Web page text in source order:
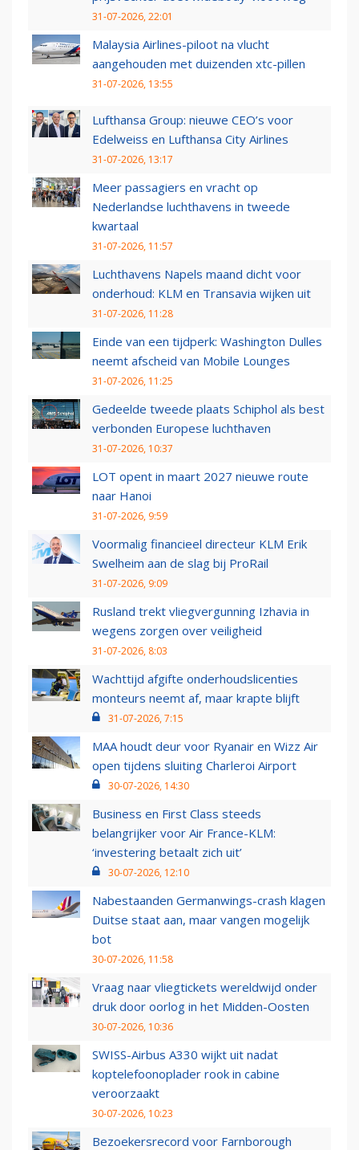
31-07-2026, 22:01
Malaysia Airlines-piloot na vlucht
aangehouden met duizenden xtc-pillen
31-07-2026, 13:55
Lufthansa Group: nieuwe CEO’s voor
Edelweiss en Lufthansa City Airlines
31-07-2026, 13:17
Meer passagiers en vracht op
Nederlandse luchthavens in tweede
kwartaal
31-07-2026, 11:57
Luchthavens Napels maand dicht voor
onderhoud: KLM en Transavia wijken uit
31-07-2026, 11:28
Einde van een tijdperk: Washington Dulles
neemt afscheid van Mobile Lounges
31-07-2026, 11:25
Gedeelde tweede plaats Schiphol als best
verbonden Europese luchthaven
31-07-2026, 10:37
LOT opent in maart 2027 nieuwe route
naar Hanoi
31-07-2026, 9:59
Voormalig financieel directeur KLM Erik
Swelheim aan de slag bij ProRail
31-07-2026, 9:09
Rusland trekt vliegvergunning Izhavia in
wegens zorgen over veiligheid
31-07-2026, 8:03
Wachttijd afgifte onderhoudslicenties
monteurs neemt af, maar krapte blijft
31-07-2026, 7:15
MAA houdt deur voor Ryanair en Wizz Air
open tijdens sluiting Charleroi Airport
30-07-2026, 14:30
Business en First Class steeds
belangrijker voor Air France-KLM:
‘investering betaalt zich uit’
30-07-2026, 12:10
Nabestaanden Germanwings-crash klagen
Duitse staat aan, maar vangen mogelijk
bot
30-07-2026, 11:58
Vraag naar vliegtickets wereldwijd onder
druk door oorlog in het Midden-Oosten
30-07-2026, 10:36
SWISS-Airbus A330 wijkt uit nadat
koptelefoonoplader rook in cabine
veroorzaakt
30-07-2026, 10:23
Bezoekersrecord voor Farnborough